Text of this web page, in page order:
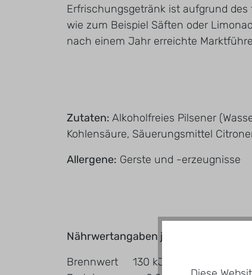
Erfrischungsgetränk ist aufgrund
wie zum Beispiel Säften oder
nach einem Jahr erreichte
Zutaten: Alkoholfreies Pilsener
Kohlensäure, Säuerungsmittel
Allergene: Gerste und -erzeugnisse
Nährwertangaben je 100ml
Brennwert 130 kJ / 31 kcal